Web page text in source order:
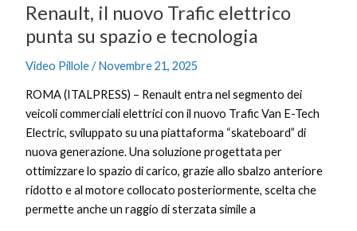
Renault, il nuovo Trafic elettrico
punta su spazio e tecnologia
Video Pillole/Novembre 21, 2025
ROMA (ITALPRESS) – Renault entra nel segmento dei
veicoli commerciali elettrici con il nuovo Trafic Van E-Tech
Electric, sviluppato su una piattaforma “skateboard” di
nuova generazione. Una soluzione progettata per
ottimizzare lo spazio di carico, grazie allo sbalzo anteriore
ridotto e al motore collocato posteriormente, scelta che
permette anche un raggio di sterzata simile a